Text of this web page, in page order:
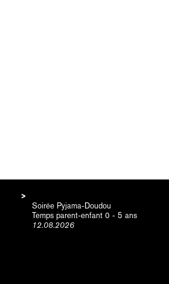
>
Soirée Pyjama-Doudou
Temps parent-enfant 0 - 5 ans
12.08.2026